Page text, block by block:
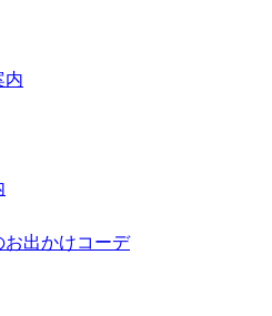
内
お出かけコーデ